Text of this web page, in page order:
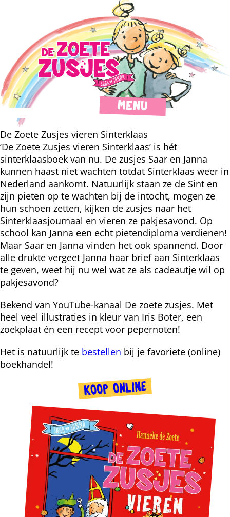
MENU
De Zoete Zusjes vieren Sinterklaas
‘De Zoete Zusjes vieren Sinterklaas’ is hét
sinterklaasboek van nu. De zusjes Saar en Janna
kunnen haast niet wachten totdat Sinterklaas weer in
Nederland aankomt. Natuurlijk staan ze de Sint en
zijn pieten op te wachten bij de intocht, mogen ze
hun schoen zetten, kijken de zusjes naar het
Sinterklaasjournaal en vieren ze pakjesavond. Op
school kan Janna een echt pietendiploma verdienen!
Maar Saar en Janna vinden het ook spannend. Door
alle drukte vergeet Janna haar brief aan Sinterklaas
te geven, weet hij nu wel wat ze als cadeautje wil op
pakjesavond?
Bekend van YouTube-kanaal De zoete zusjes. Met
heel veel illustraties in kleur van Iris Boter, een
zoekplaat én een recept voor pepernoten!
Het is natuurlijk te bestellen bij je favoriete (online)
boekhandel!
KOOP ONLINE